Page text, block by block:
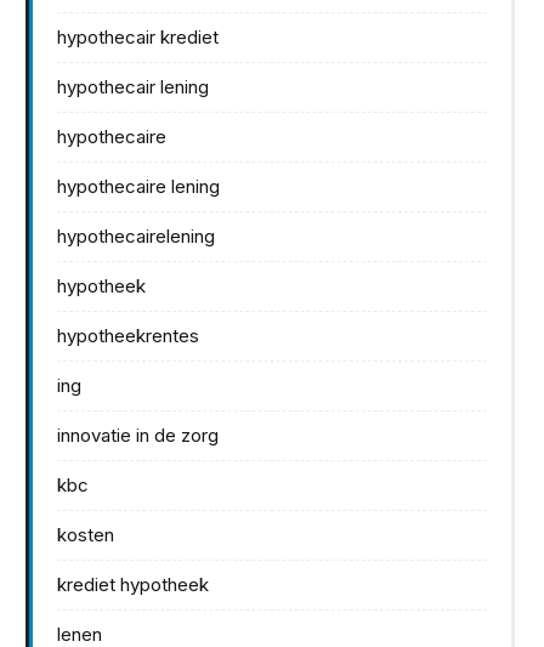
hypothecair krediet
hypothecair lening
hypothecaire
hypothecaire lening
hypothecairelening
hypotheek
hypotheekrentes
ing
innovatie in de zorg
kbc
kosten
krediet hypotheek
lenen